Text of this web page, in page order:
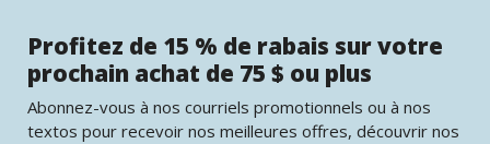
Profitez de 15 % de rabais sur votre
prochain achat de 75 $ ou plus
Abonnez-vous à nos courriels promotionnels ou à nos
textos pour recevoir nos meilleures offres, découvrir nos